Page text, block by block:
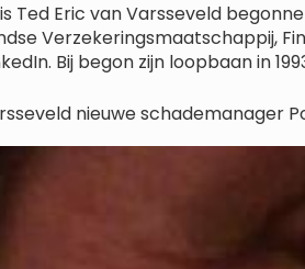
Ted Eric van Varsseveld
Verzekeringsmaatschappij,
Bij begon zijn loopbaan in
nieuwe schademanager